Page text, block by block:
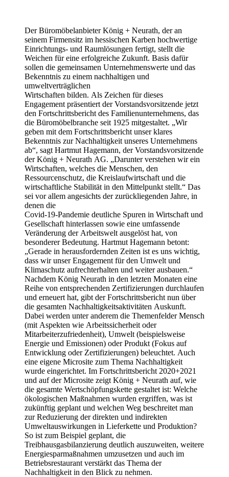
Der Büromöbelanbieter König + Neurath, der an
seinem Firmensitz im hessischen Karben hochwertige
Einrichtungs- und Raumlösungen fertigt, stellt die
Weichen für eine erfolgreiche Zukunft. Basis dafür
sollen die gemeinsamen Unternehmenswerte und das
Bekenntnis zu einem nachhaltigen und
umweltverträglichen
Wirtschaften bilden. Als Zeichen für dieses
Engagement präsentiert der Vorstandsvorsitzende jetzt
den Fortschrittsbericht des Familienunternehmens, das
die Büromöbelbranche seit 1925 mitgestaltet. „Wir
geben mit dem Fortschrittsbericht unser klares
Bekenntnis zur Nachhaltigkeit unseres Unternehmens
ab“, sagt Hartmut Hagemann, der Vorstandsvorsitzende
der König + Neurath AG. „Darunter verstehen wir ein
Wirtschaften, welches die Menschen, den
Ressourcenschutz, die Kreislaufwirtschaft und die
wirtschaftliche Stabilität in den Mittelpunkt stellt.“ Das
sei vor allem angesichts der zurückliegenden Jahre, in
denen die
Covid-19-Pandemie deutliche Spuren in Wirtschaft und
Gesellschaft hinterlassen sowie eine umfassende
Veränderung der Arbeitswelt ausgelöst hat, von
besonderer Bedeutung. Hartmut Hagemann betont:
„Gerade in herausfordernden Zeiten ist es uns wichtig,
dass wir unser Engagement für den Umwelt und
Klimaschutz aufrechterhalten und weiter ausbauen.“
Nachdem König Neurath in den letzten Monaten eine
Reihe von entsprechenden Zertifizierungen durchlaufen
und erneuert hat, gibt der Fortschrittsbericht nun über
die gesamten Nachhaltigkeitsaktivitäten Auskunft.
Dabei werden unter anderem die Themenfelder Mensch
(mit Aspekten wie Arbeitssicherheit oder
Mitarbeiterzufriedenheit), Umwelt (beispielsweise
Energie und Emissionen) oder Produkt (Fokus auf
Entwicklung oder Zertifizierungen) beleuchtet. Auch
eine eigene Microsite zum Thema Nachhaltigkeit
wurde eingerichtet. Im Fortschrittsbericht 2020+2021
und auf der Microsite zeigt König + Neurath auf, wie
die gesamte Wertschöpfungskette gestaltet ist: Welche
ökologischen Maßnahmen wurden ergriffen, was ist
zukünftig geplant und welchen Weg beschreitet man
zur Reduzierung der direkten und indirekten
Umweltauswirkungen in Lieferkette und Produktion?
So ist zum Beispiel geplant, die
Treibhausgasbilanzierung deutlich auszuweiten, weitere
Energiesparmaßnahmen umzusetzen und auch im
Betriebsrestaurant verstärkt das Thema der
Nachhaltigkeit in den Blick zu nehmen.